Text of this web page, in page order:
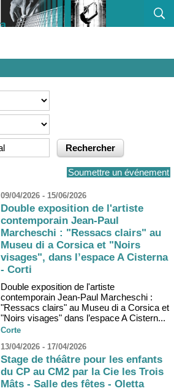
Soumettre un événement
09/04/2026 - 15/06/2026
Double exposition de l'artiste
contemporain Jean-Paul
Marcheschi : "Ressacs clairs" au
Museu di a Corsica et "Noirs
visages", dans l’espace A Cisterna
- Corti
Double exposition de l'artiste
contemporain Jean-Paul Marcheschi :
"Ressacs clairs" au Museu di a Corsica et
"Noirs visages" dans l’espace A Cistern...
Corte
13/04/2026 - 17/04/2026
Stage de théâtre pour les enfants
du CP au CM2 par la Cie les Trois
Mâts - Salle des fêtes - Oletta